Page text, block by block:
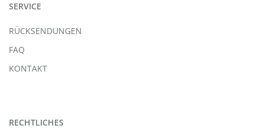
SERVICE
RÜCKSENDUNGEN
FAQ
KONTAKT
RECHTLICHES